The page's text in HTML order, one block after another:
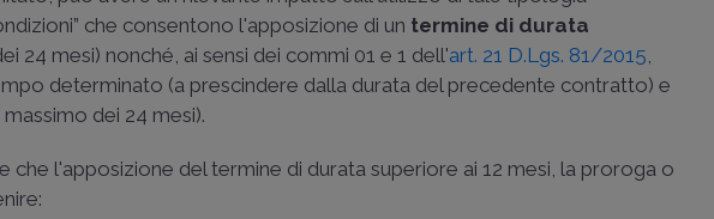
che consentono l'apposizione di un termine di durata
24 mesi) nonché, ai sensi dei commi 01 e 1 dell'art. 21 D.Lgs. 81/2015,
determinato (a prescindere dalla durata del precedente contratto) e
dei 24 mesi).
che l'apposizione del termine di durata superiore ai 12 mesi, la proroga o